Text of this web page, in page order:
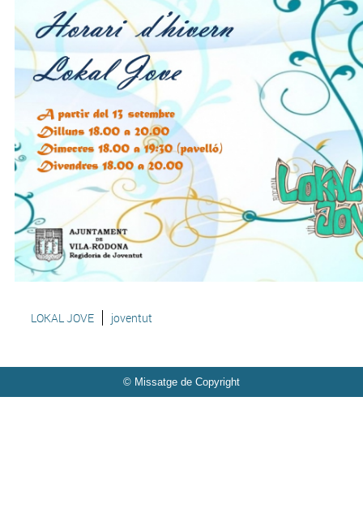
LOKAL JOVE joventut
© Missatge de Copyright